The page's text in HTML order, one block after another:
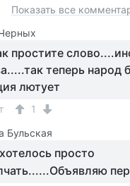
Показать все
простите
теперь народ
лютует
1
Бульская
просто